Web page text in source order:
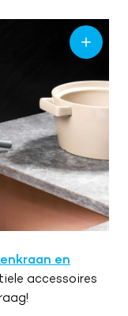
en
accessoires